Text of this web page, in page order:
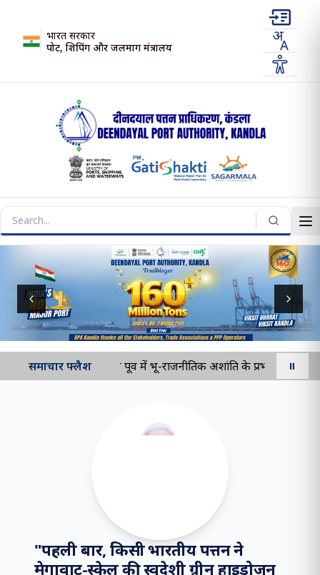
भारत सरकार
पोर्ट, शिपिंग और जलमार्ग मंत्रालय
Previous slide Next
समाचार फ्लैशमध्य पूर्व में भू-राजनीतिक अशांति के प्रभाव को कम
⏸
"पहली बार, किसी भारतीय पत्तन ने
मेगावाट-स्केल की स्वदेशी ग्रीन हाइड्रोजन